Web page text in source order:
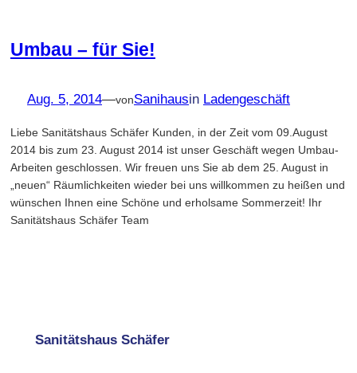
Umbau – für Sie!
Aug. 5, 2014—vonSanihausin Ladengeschäft
Liebe Sanitätshaus Schäfer Kunden, in der Zeit vom 09.August
2014 bis zum 23. August 2014 ist unser Geschäft wegen Umbau-
Arbeiten geschlossen. Wir freuen uns Sie ab dem 25. August in
„neuen“ Räumlichkeiten wieder bei uns willkommen zu heißen und
wünschen Ihnen eine Schöne und erholsame Sommerzeit! Ihr
Sanitätshaus Schäfer Team
Sanitätshaus Schäfer